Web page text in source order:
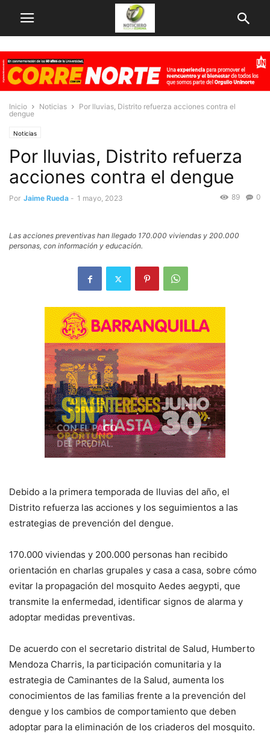
Inicio Noticias
Por lluvias, Distrito refuerza acciones contra el
dengue
Noticias
Por lluvias, Distrito refuerza
acciones contra el dengue
Por Jaime Rueda - 1 mayo, 2023 0
89
Las acciones preventivas han llegado 170.000 viviendas y 200.000
personas, con información y educación.
Debido a la primera temporada de lluvias del año, el
Distrito refuerza las acciones y los seguimientos a las
estrategias de prevención del dengue.
170.000 viviendas y 200.000 personas han recibido
orientación en charlas grupales y casa a casa, sobre cómo
evitar la propagación del mosquito Aedes aegypti, que
transmite la enfermedad, identificar signos de alarma y
adoptar medidas preventivas.
De acuerdo con el secretario distrital de Salud, Humberto
Mendoza Charris, la participación comunitaria y la
estrategia de Caminantes de la Salud, aumenta los
conocimientos de las familias frente a la prevención del
dengue y los cambios de comportamiento que deben
adoptar para la eliminación de los criaderos del mosquito.